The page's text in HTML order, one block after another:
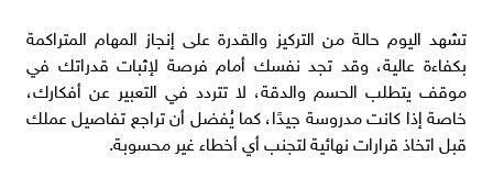
تشهد اليوم حالة من التركيز والقدرة على إنجاز المهام المتراكمة
بكفاءة عالية، وقد تجد نفسك أمام فرصة لإثبات قدراتك في
موقف يتطلب الحسم والدقة، لا تتردد في التعبير عن أفكارك،
خاصة إذا كانت مدروسة جيدًا، كما يُفضل أن تراجع تفاصيل عملك
قبل اتخاذ قرارات نهائية لتجنب أي أخطاء غير محسوبة.